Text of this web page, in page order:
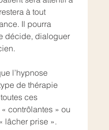
à tout
Il pourra
décide, dialoguer
l’hypnose
de thérapie
ces
contrôlantes » ou
lâcher prise ».